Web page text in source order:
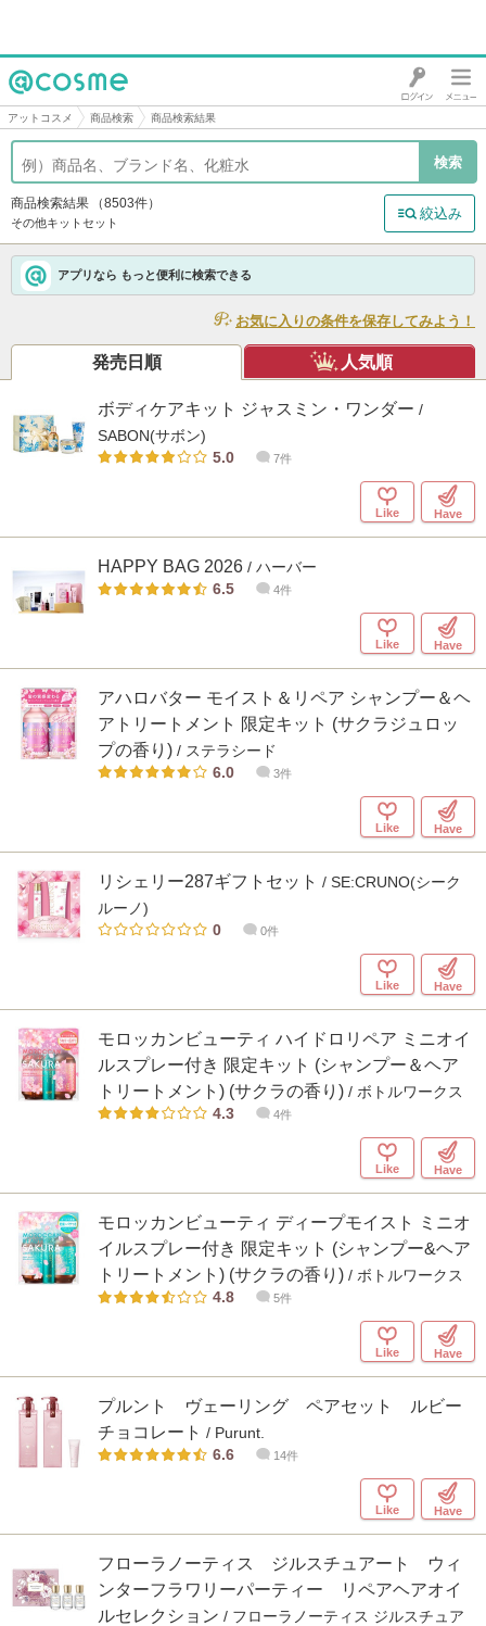
@cosme
アットコスメ 商品検索 商品検索結果
商品検索結果 （8503件）
その他キットセット
絞込み
アプリなら もっと便利に検索できる
お気に入りの条件を保存してみよう！
発売日順 人気順
ボディケアキット ジャスミン・ワンダー /
SABON(サボン)
5.0
7件
Like Have
HAPPY BAG 2026 / ハーバー
6.5
4件
Like Have
アハロバター モイスト＆リペア シャンプー＆ヘ
アトリートメント 限定キット (サクラジュロッ
プの香り) / ステラシード
6.0
3件
Like Have
リシェリー287ギフトセット / SE:CRUNO(シーク
ルーノ)
0
0件
Like Have
モロッカンビューティ ハイドロリペア ミニオイ
ルスプレー付き 限定キット (シャンプー＆ヘア
トリートメント) (サクラの香り) / ボトルワークス
4.3
4件
Like Have
モロッカンビューティ ディープモイスト ミニオ
イルスプレー付き 限定キット (シャンプー&ヘア
トリートメント) (サクラの香り) / ボトルワークス
4.8
5件
Like Have
プルント ヴェーリング ペアセット ルビー
チョコレート / Purunt.
6.6
14件
Like Have
フローラノーティス ジルスチュアート ウィ
ンターフラワリーパーティー リペアヘアオイ
ルセレクション / フローラノーティス ジルスチュア